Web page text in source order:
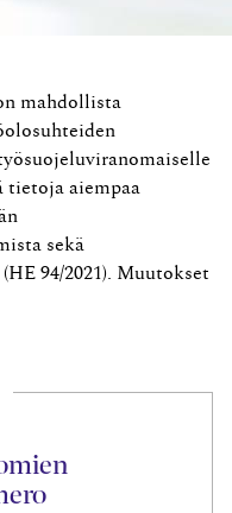
mahdollista
tietoja aiempaa
sekä
94/2021). Muutokset